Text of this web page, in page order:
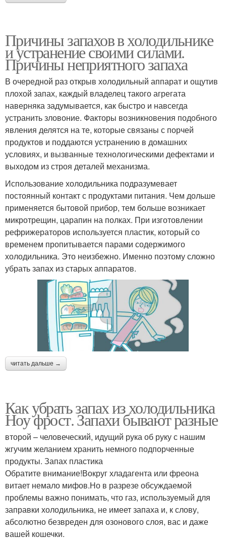
Причины запахов в холодильнике
и устранение своими силами.
Причины неприятного запаха
В очередной раз открыв холодильный аппарат и ощутив
плохой запах, каждый владелец такого агрегата
наверняка задумывается, как быстро и навсегда
устранить зловоние. Факторы возникновения подобного
явления делятся на те, которые связаны с порчей
продуктов и поддаются устранению в домашних
условиях, и вызванные технологическими дефектами и
выходом из строя деталей механизма.
Использование холодильника подразумевает
постоянный контакт с продуктами питания. Чем дольше
применяется бытовой прибор, тем больше возникает
микротрещин, царапин на полках. При изготовлении
рефрижераторов используется пластик, который со
временем пропитывается парами содержимого
холодильника. Это неизбежно. Именно поэтому сложно
убрать запах из старых аппаратов.
читать дальше →
Как убрать запах из холодильника
Ноу фрост. Запахи бывают разные
второй – человеческий, идущий рука об руку с нашим
жгучим желанием хранить немного подпорченные
продукты. Запах пластика
Обратите внимание!Вокруг хладагента или фреона
витает немало мифов.Но в разрезе обсуждаемой
проблемы важно понимать, что газ, используемый для
заправки холодильника, не имеет запаха и, к слову,
абсолютно безвреден для озонового слоя, вас и даже
вашей кошечки.